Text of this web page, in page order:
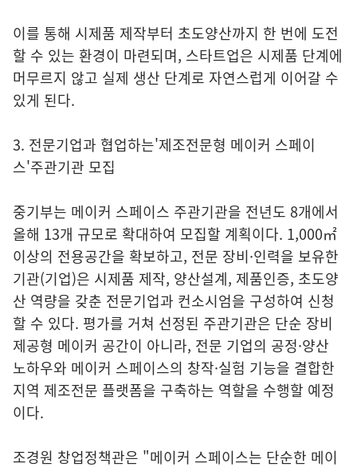
이를 통해 시제품 제작부터 초도양산까지 한 번에 도전
할 수 있는 환경이 마련되며, 스타트업은 시제품 단계에
머무르지 않고 실제 생산 단계로 자연스럽게 이어갈 수
있게 된다.
3. 전문기업과 협업하는'제조전문형 메이커 스페이
스'주관기관 모집
중기부는 메이커 스페이스 주관기관을 전년도 8개에서
올해 13개 규모로 확대하여 모집할 계획이다. 1,000㎡
이상의 전용공간을 확보하고, 전문 장비·인력을 보유한
기관(기업)은 시제품 제작, 양산설계, 제품인증, 초도양
산 역량을 갖춘 전문기업과 컨소시엄을 구성하여 신청
할 수 있다. 평가를 거쳐 선정된 주관기관은 단순 장비
제공형 메이커 공간이 아니라, 전문 기업의 공정·양산
노하우와 메이커 스페이스의 창작·실험 기능을 결합한
지역 제조전문 플랫폼을 구축하는 역할을 수행할 예정
이다.
조경원 창업정책관은 "메이커 스페이스는 단순한 메이